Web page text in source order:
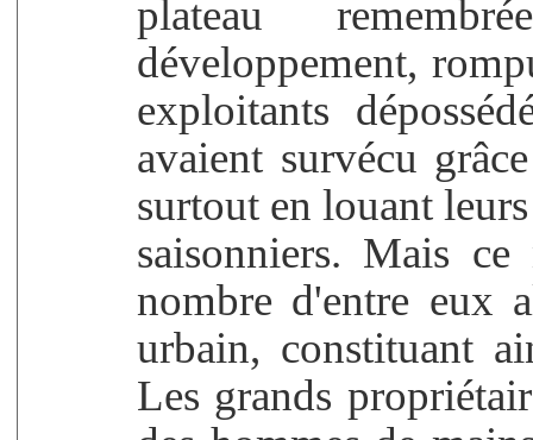
plateau
développement,
exploitants
avaient survécu
surtout en louant
saisonniers. Mais
nombre d'entre eux
urbain, constituant
Les grands